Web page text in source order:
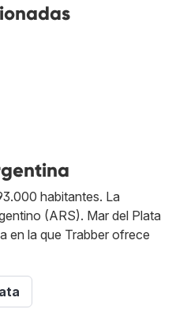
habitantes. La
(ARS). Mar del Plata
en la que Trabber ofrece